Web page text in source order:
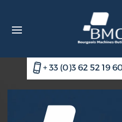
Accéder au contenu